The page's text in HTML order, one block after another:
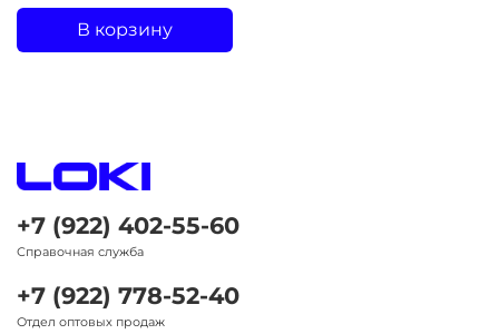
В корзину
+7 (922) 402-55-60
Справочная служба
+7 (922) 778-52-40
Отдел оптовых продаж